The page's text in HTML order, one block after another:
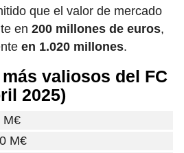
que el valor de mercado
en 200 millones de euros,
en 1.020 millones.
valiosos del FC
2025)
M€
M€